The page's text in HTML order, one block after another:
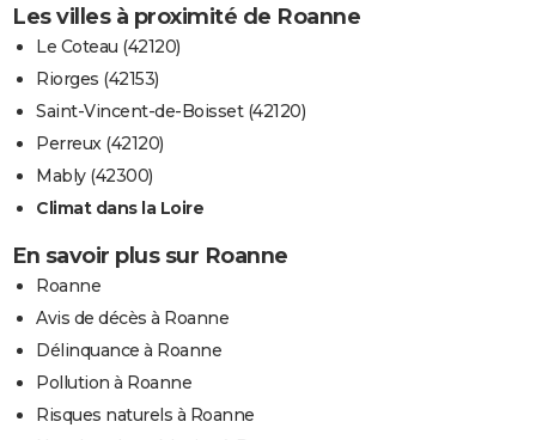
Les villes à proximité de Roanne
Le Coteau (42120)
Riorges (42153)
Saint-Vincent-de-Boisset (42120)
Perreux (42120)
Mably (42300)
Climat dans la Loire
En savoir plus sur Roanne
Roanne
Avis de décès à Roanne
Délinquance à Roanne
Pollution à Roanne
Risques naturels à Roanne